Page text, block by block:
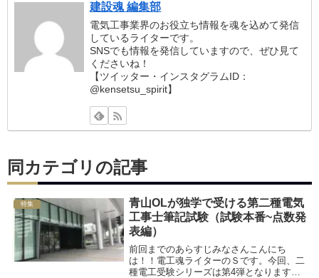
建設魂 編集部
電気工事業界のお役立ち情報を魂を込めて発信
しているライターです。
SNSでも情報を発信していますので、ぜひ見て
くださいね！
【ツイッター・インスタグラムID：
@kensetsu_spirit】
同カテゴリの記事
特集
青山OLが独学で受ける第二種電気
工事士筆記試験（試験本番~点数発
表編）
前回までのあらすじみなさんこんにち
は！！電工魂ライターのＳです。今回、二
種電工受験シリーズは第4弾となります。